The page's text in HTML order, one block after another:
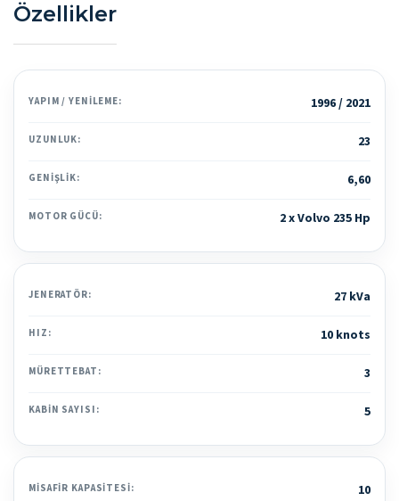
Özellikler
YAPIM / YENILEME: 1996 / 2021
UZUNLUK: 23
GENIŞLIK: 6,60
MOTOR GÜCÜ: 2 x Volvo 235 Hp
JENERATÖR: 27 kVa
HIZ: 10 knots
MÜRETTEBAT: 3
KABIN SAYISI: 5
MISAFIR KAPASITESI: 10